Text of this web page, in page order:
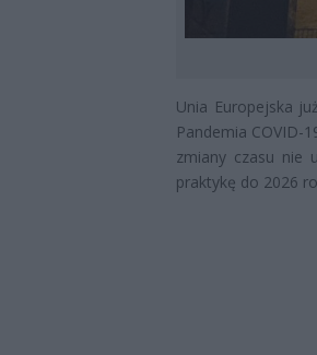
Unia Europejska
Pandemia COVID-
zmiany czasu nie
praktykę do 2026